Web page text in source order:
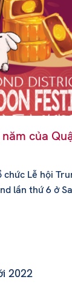
của
chức Lễ hội
lần thứ 6 ở